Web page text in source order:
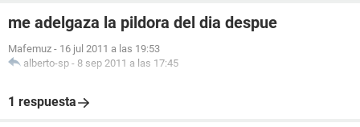
me adelgaza la pildora del dia despue
Mafemuz - 16 jul 2011 a las 19:53
alberto-sp - 8 sep 2011 a las 17:45
1 respuesta